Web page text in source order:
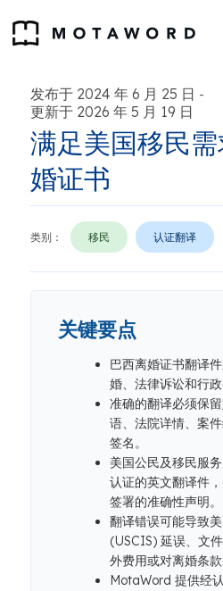
发布于 2024 年 6 月 25 日 -
更新于 2026 年 5 月 19 日
满足美国移民
婚证书
类别： 移民 认证翻译
关键要点
巴西离婚证书翻译
婚、法律诉讼和行政
准确的翻译必须保
语、法院详情、案
签名。
美国公民及移民服
认证的英文翻译件
签署的准确性声明。
翻译错误可能导致
(USCIS) 延误、文
外费用或对离婚条款
MotaWord 提供经